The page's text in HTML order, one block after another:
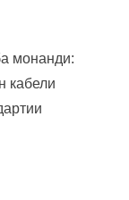
монанди:
кабели